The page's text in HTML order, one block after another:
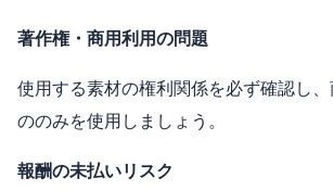
著作権・商用利用の問題
使用する素材の権利関係を必ず確認し
ののみを使用しましょう。
報酬の未払いリスク